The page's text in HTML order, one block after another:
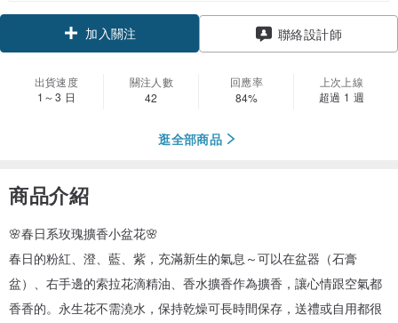
加入關注 聯絡設計師
出貨速度
1～3 日
關注人數
42
回應率
84%
上次上線
超過 1 週
逛全部商品
商品介紹
🌸春日系玫瑰擴香小盆花🌸
春日的粉紅、澄、藍、紫，充滿新生的氣息～可以在盆器（石膏
盆）、右手邊的索拉花滴精油、香水擴香作為擴香，讓心情跟空氣都
香香的。永生花不需澆水，保持乾燥可長時間保存，送禮或自用都很